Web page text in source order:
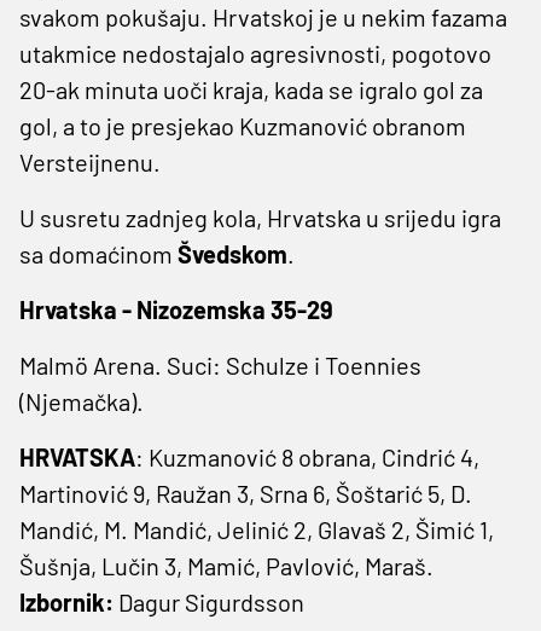
svakom pokušaju. Hrvatskoj je u nekim fazama
utakmice nedostajalo agresivnosti, pogotovo
20-ak minuta uoči kraja, kada se igralo gol za
gol, a to je presjekao Kuzmanović obranom
Versteijnenu.
U susretu zadnjeg kola, Hrvatska u srijedu igra
sa domaćinom Švedskom.
Hrvatska - Nizozemska 35-29
Malmö Arena. Suci: Schulze i Toennies
(Njemačka).
HRVATSKA: Kuzmanović 8 obrana, Cindrić 4,
Martinović 9, Raužan 3, Srna 6, Šoštarić 5, D.
Mandić, M. Mandić, Jelinić 2, Glavaš 2, Šimić 1,
Šušnja, Lučin 3, Mamić, Pavlović, Maraš.
Izbornik: Dagur Sigurdsson